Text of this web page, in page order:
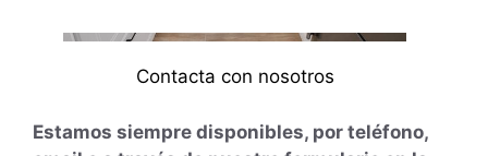
Contacta con nosotros
Estamos siempre disponibles, por teléfono,